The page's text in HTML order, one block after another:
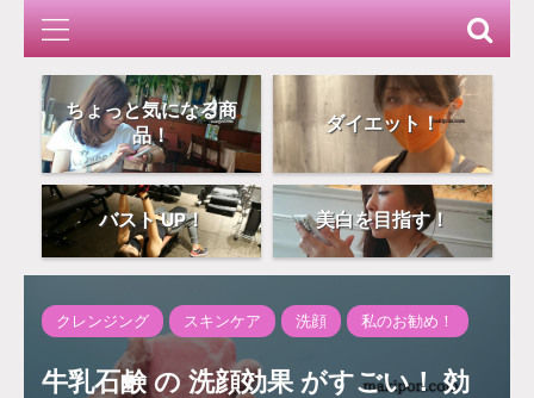
ちょっと気になる商
品！
ダイエット！
バスト UP！ 美白を目指す！
クレンジング スキンケア 洗顔 私のお勧め！
牛乳石鹸 の 洗顔効果 がすごい！ 効